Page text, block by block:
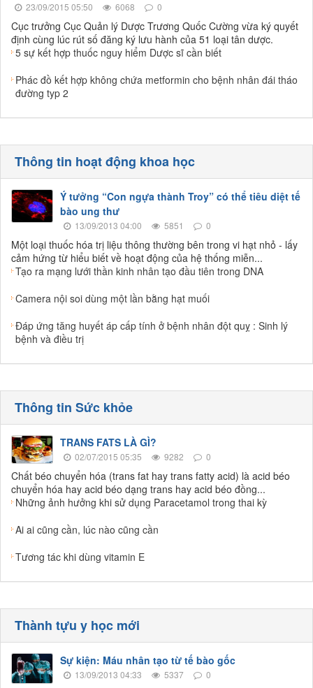
23/09/2015 05:50 6068 0
Cục trưởng Cục Quản lý Dược Trương Quốc Cường vừa ký quyết
định cùng lúc rút số đăng ký lưu hành của 51 loại tân dược.
5 sự kết hợp thuốc nguy hiểm Dược sĩ cần biết
Phác đồ kết hợp không chứa metformin cho bệnh nhân đái tháo
đường typ 2
Thông tin hoạt động khoa học
Ý tưởng “Con ngựa thành Troy” có thể tiêu diệt tế
bào ung thư
13/09/2013 04:00 5851 0
Một loại thuốc hóa trị liệu thông thường bên trong vi hạt nhỏ - lấy
cảm hứng từ hiểu biết về hoạt động của hệ thống miễn...
Tạo ra mạng lưới thần kinh nhân tạo đầu tiên trong DNA
Camera nội soi dùng một lần bằng hạt muối
Đáp ứng tăng huyết áp cấp tính ở bệnh nhân đột quỵ : Sinh lý
bệnh và điều trị
Thông tin Sức khỏe
TRANS FATS LÀ GÌ?
02/07/2015 05:35 9282 0
Chất béo chuyển hóa (trans fat hay trans fatty acid) là acid béo
chuyển hóa hay acid béo dạng trans hay acid béo đồng...
Những ảnh hưởng khi sử dụng Paracetamol trong thai kỳ
Ai ai cũng cần, lúc nào cũng cần
Tương tác khi dùng vitamin E
Thành tựu y học mới
Sự kiện: Máu nhân tạo từ tế bào gốc
13/09/2013 04:33 5337 0